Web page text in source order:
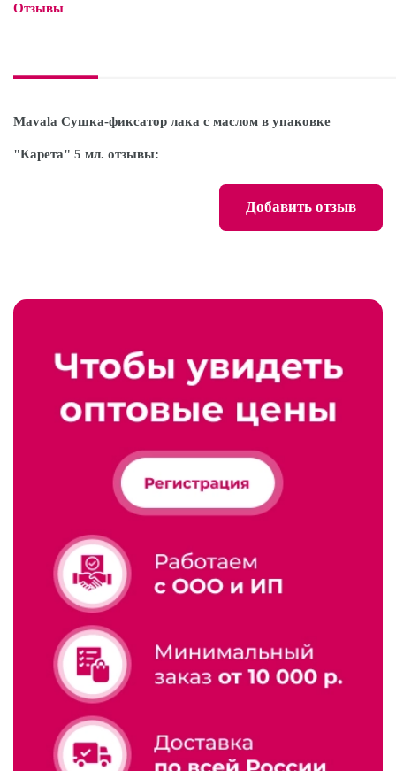
Отзывы
Mavala Сушка-фиксатор лака с маслом в упаковке
"Карета" 5 мл. отзывы:
Добавить отзыв